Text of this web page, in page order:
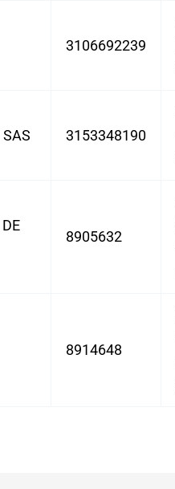
3106692239
SAS 3153348190
8905632
8914648